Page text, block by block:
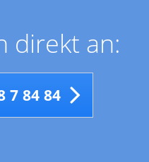
direkt an:
7 84 84